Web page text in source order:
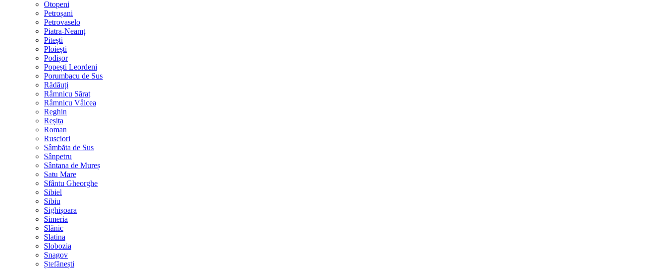
Otopeni
Petroșani
Petrovaselo
Piatra-Neamț
Pitești
Ploiești
Podișor
Popești Leordeni
Porumbacu de Sus
Rădăuți
Râmnicu Sărat
Râmnicu Vâlcea
Reghin
Reșița
Roman
Rusciori
Sâmbăta de Sus
Sânpetru
Sântana de Mureș
Satu Mare
Sfântu Gheorghe
Sibiel
Sibiu
Sighișoara
Simeria
Slănic
Slatina
Slobozia
Snagov
Ștefănești